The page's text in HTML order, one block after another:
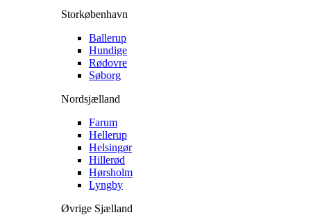
Storkøbenhavn
Ballerup
Hundige
Rødovre
Søborg
Nordsjælland
Farum
Hellerup
Helsingør
Hillerød
Hørsholm
Lyngby
Øvrige Sjælland